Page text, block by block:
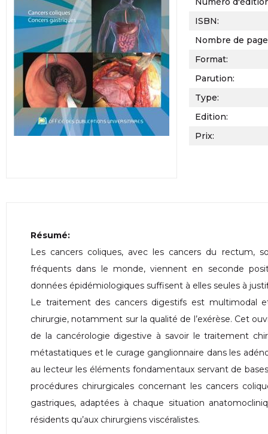
ISBN:
Nombre de
Format:
Parution:
Type:
Edition:
Prix:
Résumé:
Les cancers coliques, avec les cancers du rectum,
fréquents dans le monde, viennent en seconde
données épidémiologiques suffisent à elles seules à
Le traitement des cancers digestifs est multimodal
chirurgie, notamment sur la qualité de l’exérèse. Cet
de la cancérologie digestive à savoir le traitement
métastatiques et le curage ganglionnaire dans les
au lecteur les éléments fondamentaux servant de
procédures chirurgicales concernant les cancers
gastriques, adaptées à chaque situation
résidents qu’aux chirurgiens viscéralistes.